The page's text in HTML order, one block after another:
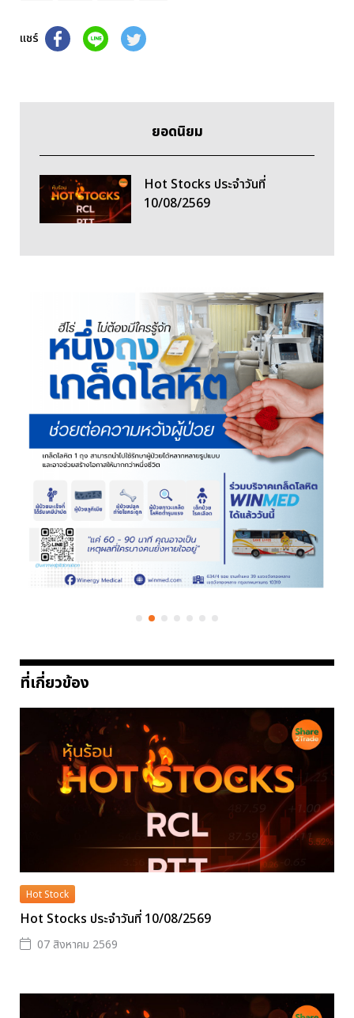
แชร์
ยอดนิยม
Hot Stocks ประจำวันที่
10/08/2569
ที่เกี่ยวข้อง
Hot Stock
Hot Stocks ประจำวันที่ 10/08/2569
07 สิงหาคม 2569